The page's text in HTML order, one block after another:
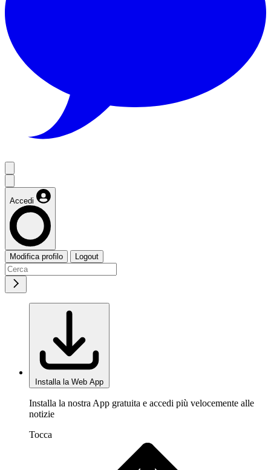
Accedi
Modifica profilo Logout
Installa la Web App
Installa la nostra App gratuita e accedi più velocemente alle
notizie
Tocca